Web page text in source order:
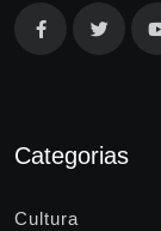
Categorias
Cultura